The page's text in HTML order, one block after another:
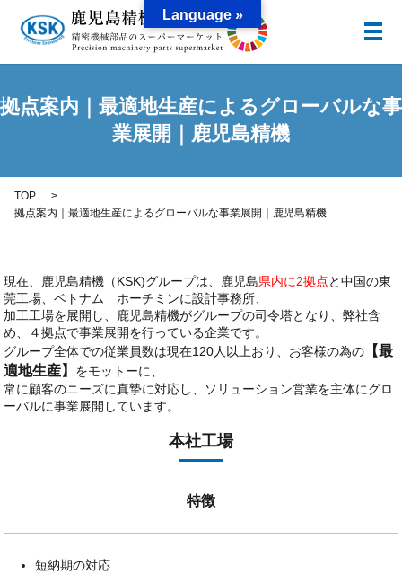
メ
拠点案内｜最適地生産によるグローバルな事
業展開｜鹿児島精機
TOP
拠点案内｜最適地生産によるグローバルな事業展開｜鹿児島精機
現在、鹿児島精機（KSK)グループは、鹿児島県内に2拠点と中国の東
莞工場、ベトナム ホーチミンに設計事務所、
加工工場を展開し、鹿児島精機がグループの司令塔となり、弊社含
め、４拠点で事業展開を行っている企業です。
グループ全体での従業員数は現在120人以上おり、お客様の為の 【最
適地生産】 をモットーに、
常に顧客のニーズに真摯に対応し、ソリューション営業を主体にグロ
ーバルに事業展開しています。
本社工場
特徴
短納期の対応
Language »